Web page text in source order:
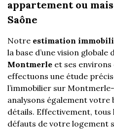
appartement ou
Saône
Notre estimation
la base d’une vision globale
Montmerle et ses environs
effectuons une étude
l’immobilier sur
analysons également votre
détails. Effectivement, tous
défauts de votre logement